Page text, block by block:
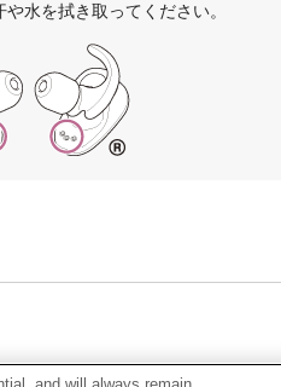
水を拭き取ってください。